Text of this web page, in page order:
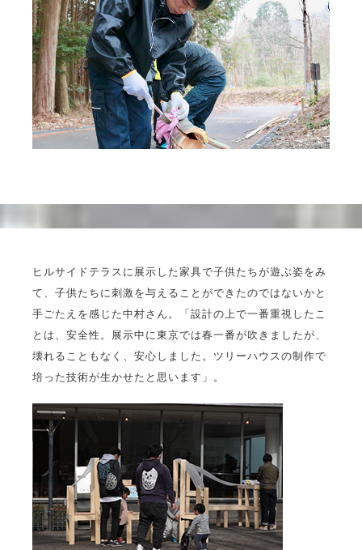
ヒルサイドテラスに展示した家具で子供たちが遊ぶ姿をみ
て、子供たちに刺激を与えることができたのではないかと
手ごたえを感じた中村さん。「設計の上で一番重視したこ
とは、安全性。展示中に東京では春一番が吹きましたが、
壊れることもなく、安心しました。ツリーハウスの制作で
培った技術が生かせたと思います」。